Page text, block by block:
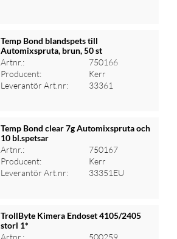
Logga in för priser
Temp Bond blandspets till
Automixspruta, brun, 50 st
Artnr.:
750166
Producent:
Kerr
Leverantör Art.nr:
33361
Logga in för priser
Temp Bond clear 7g Automixspruta och
10 bl.spetsar
Artnr.:
750167
Producent:
Kerr
Leverantör Art.nr:
33351EU
TrollByte Kimera Endoset 4105/2405
storl 1*
Artnr.:
500259